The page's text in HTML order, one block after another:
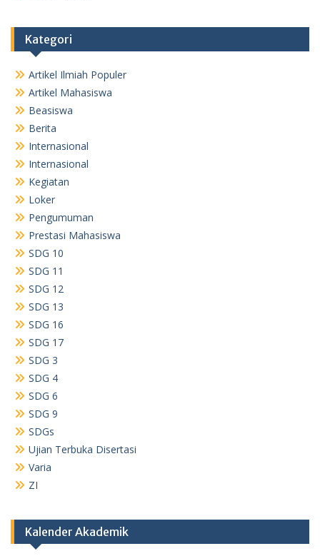
Kategori
Artikel Ilmiah Populer
Artikel Mahasiswa
Beasiswa
Berita
Internasional
Internasional
Kegiatan
Loker
Pengumuman
Prestasi Mahasiswa
SDG 10
SDG 11
SDG 12
SDG 13
SDG 16
SDG 17
SDG 3
SDG 4
SDG 6
SDG 9
SDGs
Ujian Terbuka Disertasi
Varia
ZI
Kalender Akademik